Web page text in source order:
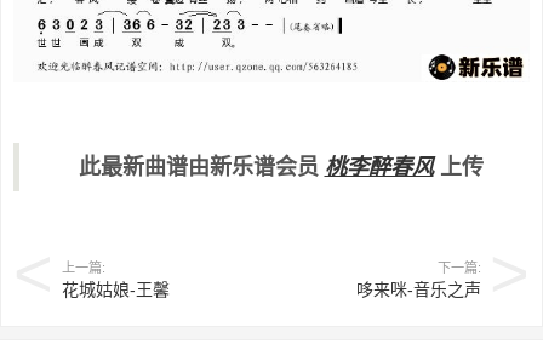
此最新曲谱由新乐谱会员 桃李醉春风上传
上一篇:
花城姑娘-王馨
下一篇:
哆来咪-音乐之声